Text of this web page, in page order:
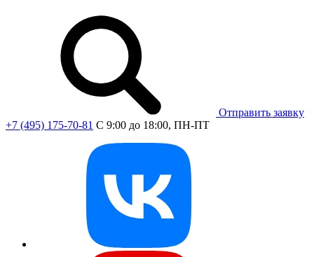
Отправить заявку
+7 (495) 175-70-81 C 9:00 до 18:00, ПН-ПТ